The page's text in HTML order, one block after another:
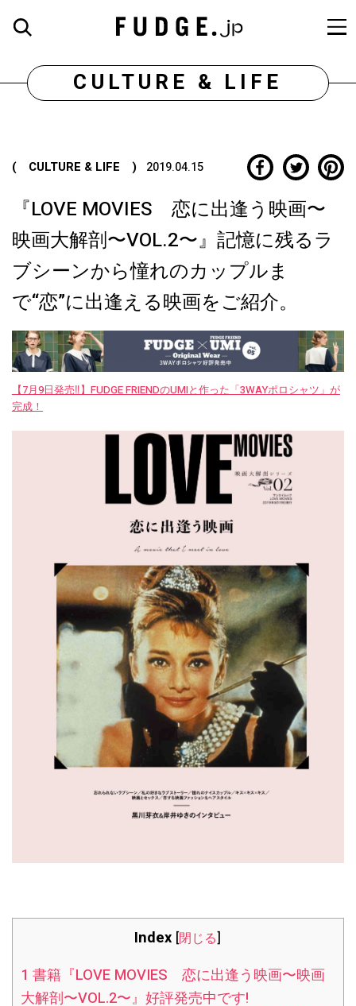
CULTURE & LIFE
( CULTURE & LIFE ) 2019.04.15
『LOVE MOVIES 恋に出逢う映画〜
映画大解剖〜VOL.2〜』記憶に残るラ
ブシーンから憧れのカップルま
で“恋”に出逢える映画をご紹介。
【7月9日発売‼︎】FUDGE FRIENDのUMIと作った「3WAYポロシャツ」が
完成！
Index [閉じる]
1 書籍『LOVE MOVIES 恋に出逢う映画〜映画
大解剖〜VOL.2〜』好評発売中です!